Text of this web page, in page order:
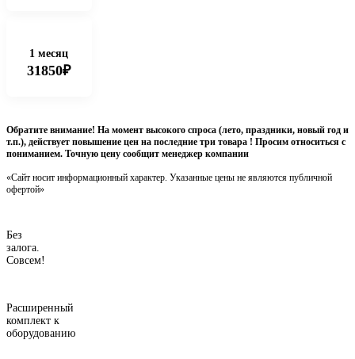
1 месяц
31850₽
Обратите внимание! На момент высокого спроса (лето, праздники, новый год и
т.п.), действует повышение цен на последние три товара ! Просим относиться с
пониманием. Точную цену сообщит менеджер компании
«Сайт носит информационный характер. Указанные цены не являются публичной
офертой»
Без
залога.
Совсем!
Расширенный
комплект к
оборудованию